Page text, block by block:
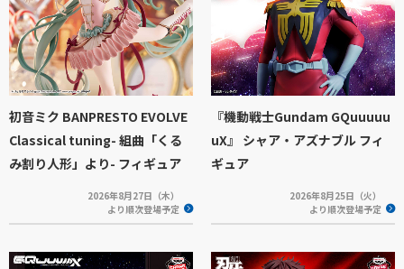
初音ミク BANPRESTO EVOLVE
Classical tuning- 組曲「くる
み割り人形」より- フィギュア
2026年8月27日（木）
より順次登場予定
『機動戦士Gundam GQuuuuu
uX』 シャア・アズナブル フィ
ギュア
2026年8月25日（火）
より順次登場予定